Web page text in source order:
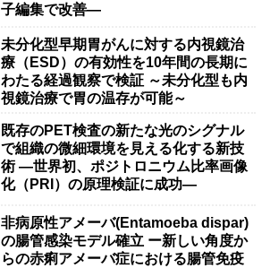
子編集で改善―
未分化型早期胃がんに対する内視鏡治
療（ESD）の有効性を10年間の長期に
わたる経過観察で検証 ～未分化型も内
視鏡治療で胃の温存が可能～
既存のPET検査の新たな光のシグナル
で組織の微細環境を見える化する新技
術 ―世界初、ポジトロニウム比率画像
化（PRI）の原理検証に成功―
非病原性アメーバ(Entamoeba dispar)
の腸管感染モデル確立 ー新しい角度か
らの赤痢アメーバ症における腸管免疫